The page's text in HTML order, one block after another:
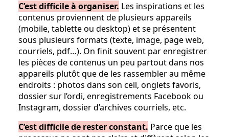
C’est difficile à organiser. Les inspirations et les
contenus proviennent de plusieurs appareils
(mobile, tablette ou desktop) et se présentent
sous plusieurs formats (texte, image, page web,
courriels, pdf…). On finit souvent par enregistrer
les pièces de contenus un peu partout dans nos
appareils plutôt que de les rassembler au même
endroits : photos dans son cell, onglets favoris,
dossier sur l’ordi, enregistrements Facebook ou
Instagram, dossier d’archives courriels, etc.
C’est difficile de rester constant. Parce que les